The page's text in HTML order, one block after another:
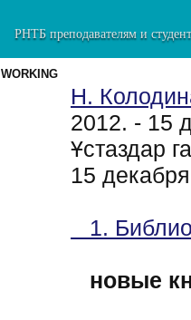
РНТБ преподавателям и
WORKING
Н.
2012. - 15
Ұстаздар
15 декабря
1.
новые